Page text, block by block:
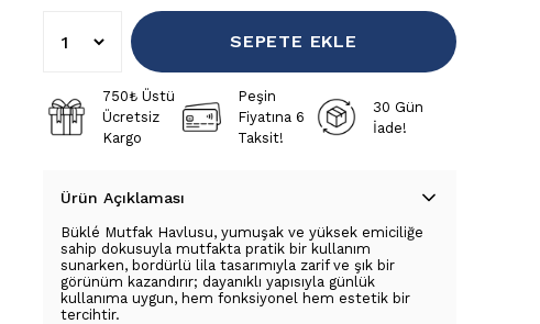
SEPETE EKLE
750₺ Üstü
Ücretsiz
Kargo
Peşin
Fiyatına 6
Taksit!
30 Gün
İade!
Ürün Açıklaması
Büklé Mutfak Havlusu, yumuşak ve yüksek emiciliğe
sahip dokusuyla mutfakta pratik bir kullanım
sunarken, bordürlü lila tasarımıyla zarif ve şık bir
görünüm kazandırır; dayanıklı yapısıyla günlük
kullanıma uygun, hem fonksiyonel hem estetik bir
tercihtir.